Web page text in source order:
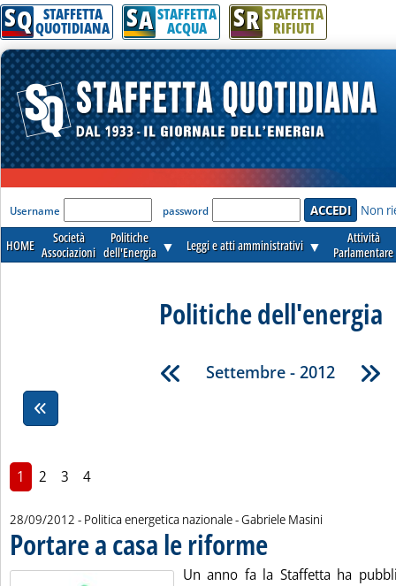
SQ STAFFETTA
QUOTIDIANA SA STAFFETTA
ACQUA SR STAFFETTA
RIFIUTI
'Modulo Login per accedere'
Username password Non
HOME
Società
Associazioni
Politiche
dell'Energia ▼ Leggi e atti amministrativi ▼
Attività
Parlamentare
Politiche dell'energia
Settembre - 2012
1 2 3 4
28/09/2012 - Politica energetica nazionale -di:
Gabriele Masini
Portare a casa le riforme
Un anno fa la Staffetta ha